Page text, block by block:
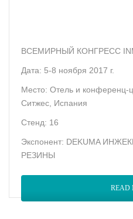
ВСЕМИРНЫЙ КОНГРЕСС
Дата: 5-8 ноября 2017 г.
Место: Отель и конференц-
Ситжес, Испания
Стенд: 16
Экспонент: DEKUMA
РЕЗИНЫ
READ